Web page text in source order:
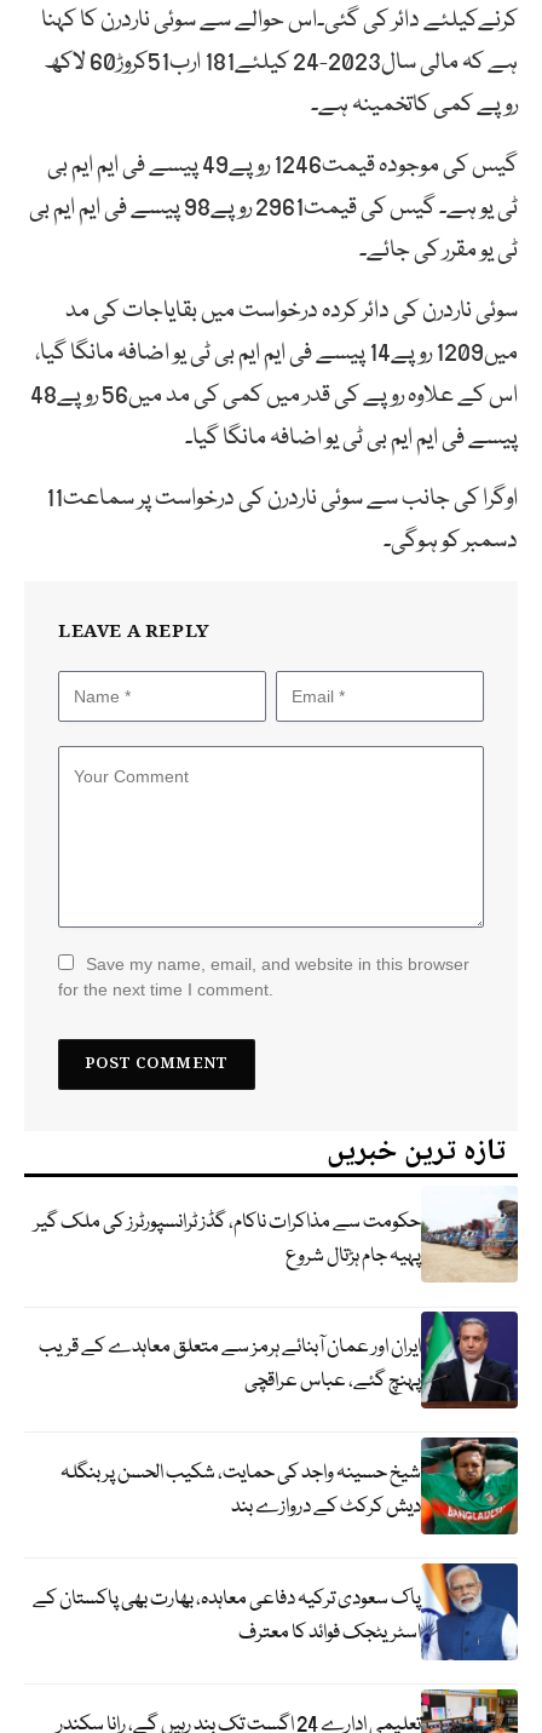
کرنےکیلئے دائر کی گئی۔اس حوالے سے سوئی ناردرن کا کہنا
ہے کہ مالی سال2023-24 کیلئے181 ارب51کروڑ60 لاکھ
روپے کمی کاتخمینہ ہے۔
گیس کی موجودہ قیمت1246 روپے49 پیسے فی ایم ایم بی
ٹی یو ہے۔ گیس کی قیمت2961 روپے98 پیسے فی ایم ایم بی
ٹی یو مقرر کی جائے۔
سوئی ناردرن کی دائر کردہ درخواست میں بقایاجات کی مد
میں1209 روپے14 پیسے فی ایم ایم بی ٹی یو اضافہ مانگا گیا،
اس کے علاوہ روپے کی قدر میں کمی کی مد میں56 روپے48
پیسے فی ایم ایم بی ٹی یو اضافہ مانگا گیا۔
اوگرا کی جانب سے سوئی ناردرن کی درخواست پر سماعت11
دسمبر کو ہوگی۔
LEAVE A REPLY
Save my name, email, and website in this browser
for the next time I comment.
تازہ ترین خبریں
حکومت سے مذاکرات ناکام، گڈز ٹرانسپورٹرز کی ملک گیر
پہیہ جام ہڑتال شروع
ایران اور عمان آبنائے ہرمز سے متعلق معاہدے کے قریب
پہنچ گئے، عباس عراقچی
شیخ حسینہ واجد کی حمایت، شکیب الحسن پر بنگلہ
دیش کرکٹ کے دروازے بند
پاک سعودی ترکیہ دفاعی معاہدہ، بھارت بھی پاکستان کے
اسٹریٹجک فوائد کا معترف
تعلیمی ادارے 24 اگست تک بند رہیں گے، رانا سکندر